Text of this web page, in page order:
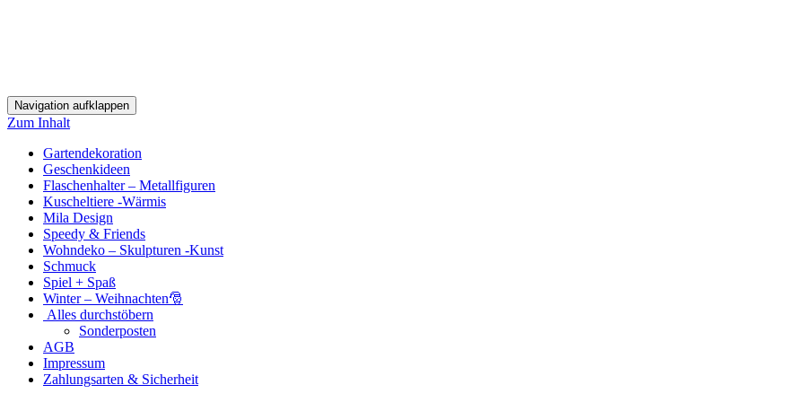
Navigation aufklappen
Zum Inhalt
Gartendekoration
Geschenkideen
Flaschenhalter – Metallfiguren
Kuscheltiere -Wärmis
Mila Design
Speedy & Friends
Wohndeko – Skulpturen -Kunst
Schmuck
Spiel + Spaß
Winter – Weihnachten🎅
Alles durchstöbern
Sonderposten
AGB
Impressum
Zahlungsarten & Sicherheit